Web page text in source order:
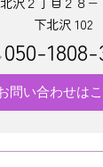
下北沢 102
050-
問い合わせは